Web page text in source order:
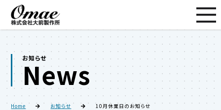
お知らせ
News
Home お知らせ 10月休業日のお知らせ